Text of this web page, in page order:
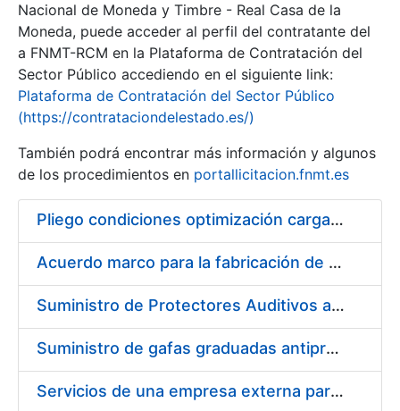
Erakutsi/Ezkutatu
Erakutsi/Ezkutatu
Nacional de Moneda y Timbre - Real Casa de la
Moneda, puede acceder al perfil del contratante del
a FNMT-RCM en la Plataforma de Contratación del
Sector Público accediendo en el siguiente link:
Plataforma de Contratación del Sector Público
(https://contrataciondelestado.es/)
También podrá encontrar más información y algunos
de los procedimientos en portallicitacion.fnmt.es
Pliego condiciones optimización cargas compras firmado
Acuerdo marco para la fabricación de piezas
Suministro de Protectores Auditivos a medida para las personas trabajadoras de los Centros de Trabajo de Madrid y Burgos
Suministro de gafas graduadas antiproyecciones para los trabajadores de la FNMT-RCM en los centros de trabajo de Madrid y Burgos
Servicios de una empresa externa para el asesoramiento y resolución de los recursos de alzada que se presentan relacionados con procesos de selección para la FNMT-RCM